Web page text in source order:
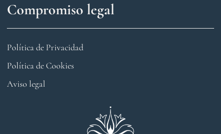
Compromiso legal
Política de Privacidad
Política de Cookies
Aviso legal